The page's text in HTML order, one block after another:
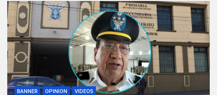
BANNER OPINION VIDEOS